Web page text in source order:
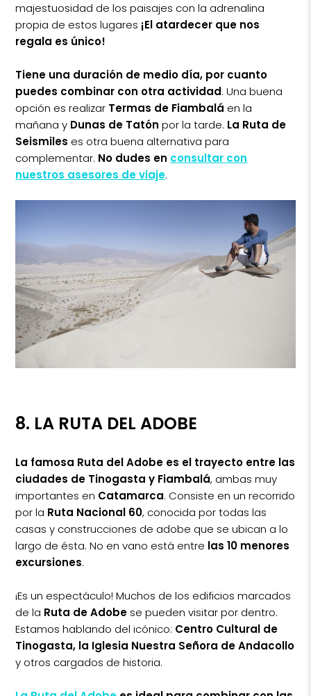
majestuosidad de los paisajes con la adrenalina
propia de estos lugares ¡El atardecer que nos
regala es único!
Tiene una duración de medio día, por cuanto
puedes combinar con otra actividad. Una buena
opción es realizar Termas de Fiambalá en la
mañana y Dunas de Tatón por la tarde. La Ruta de
Seismiles es otra buena alternativa para
complementar. No dudes en consultar con
nuestros asesores de viaje.
8. LA RUTA DEL ADOBE
La famosa Ruta del Adobe es el trayecto entre las
ciudades de Tinogasta y Fiambalá, ambas muy
importantes en Catamarca. Consiste en un recorrido
por la Ruta Nacional 60, conocida por todas las
casas y construcciones de adobe que se ubican a lo
largo de ésta. No en vano está entre las 10 menores
excursiones.
¡Es un espectáculo! Muchos de los edificios marcados
de la Ruta de Adobe se pueden visitar por dentro.
Estamos hablando del icónico: Centro Cultural de
Tinogasta, la Iglesia Nuestra Señora de Andacollo
y otros cargados de historia.